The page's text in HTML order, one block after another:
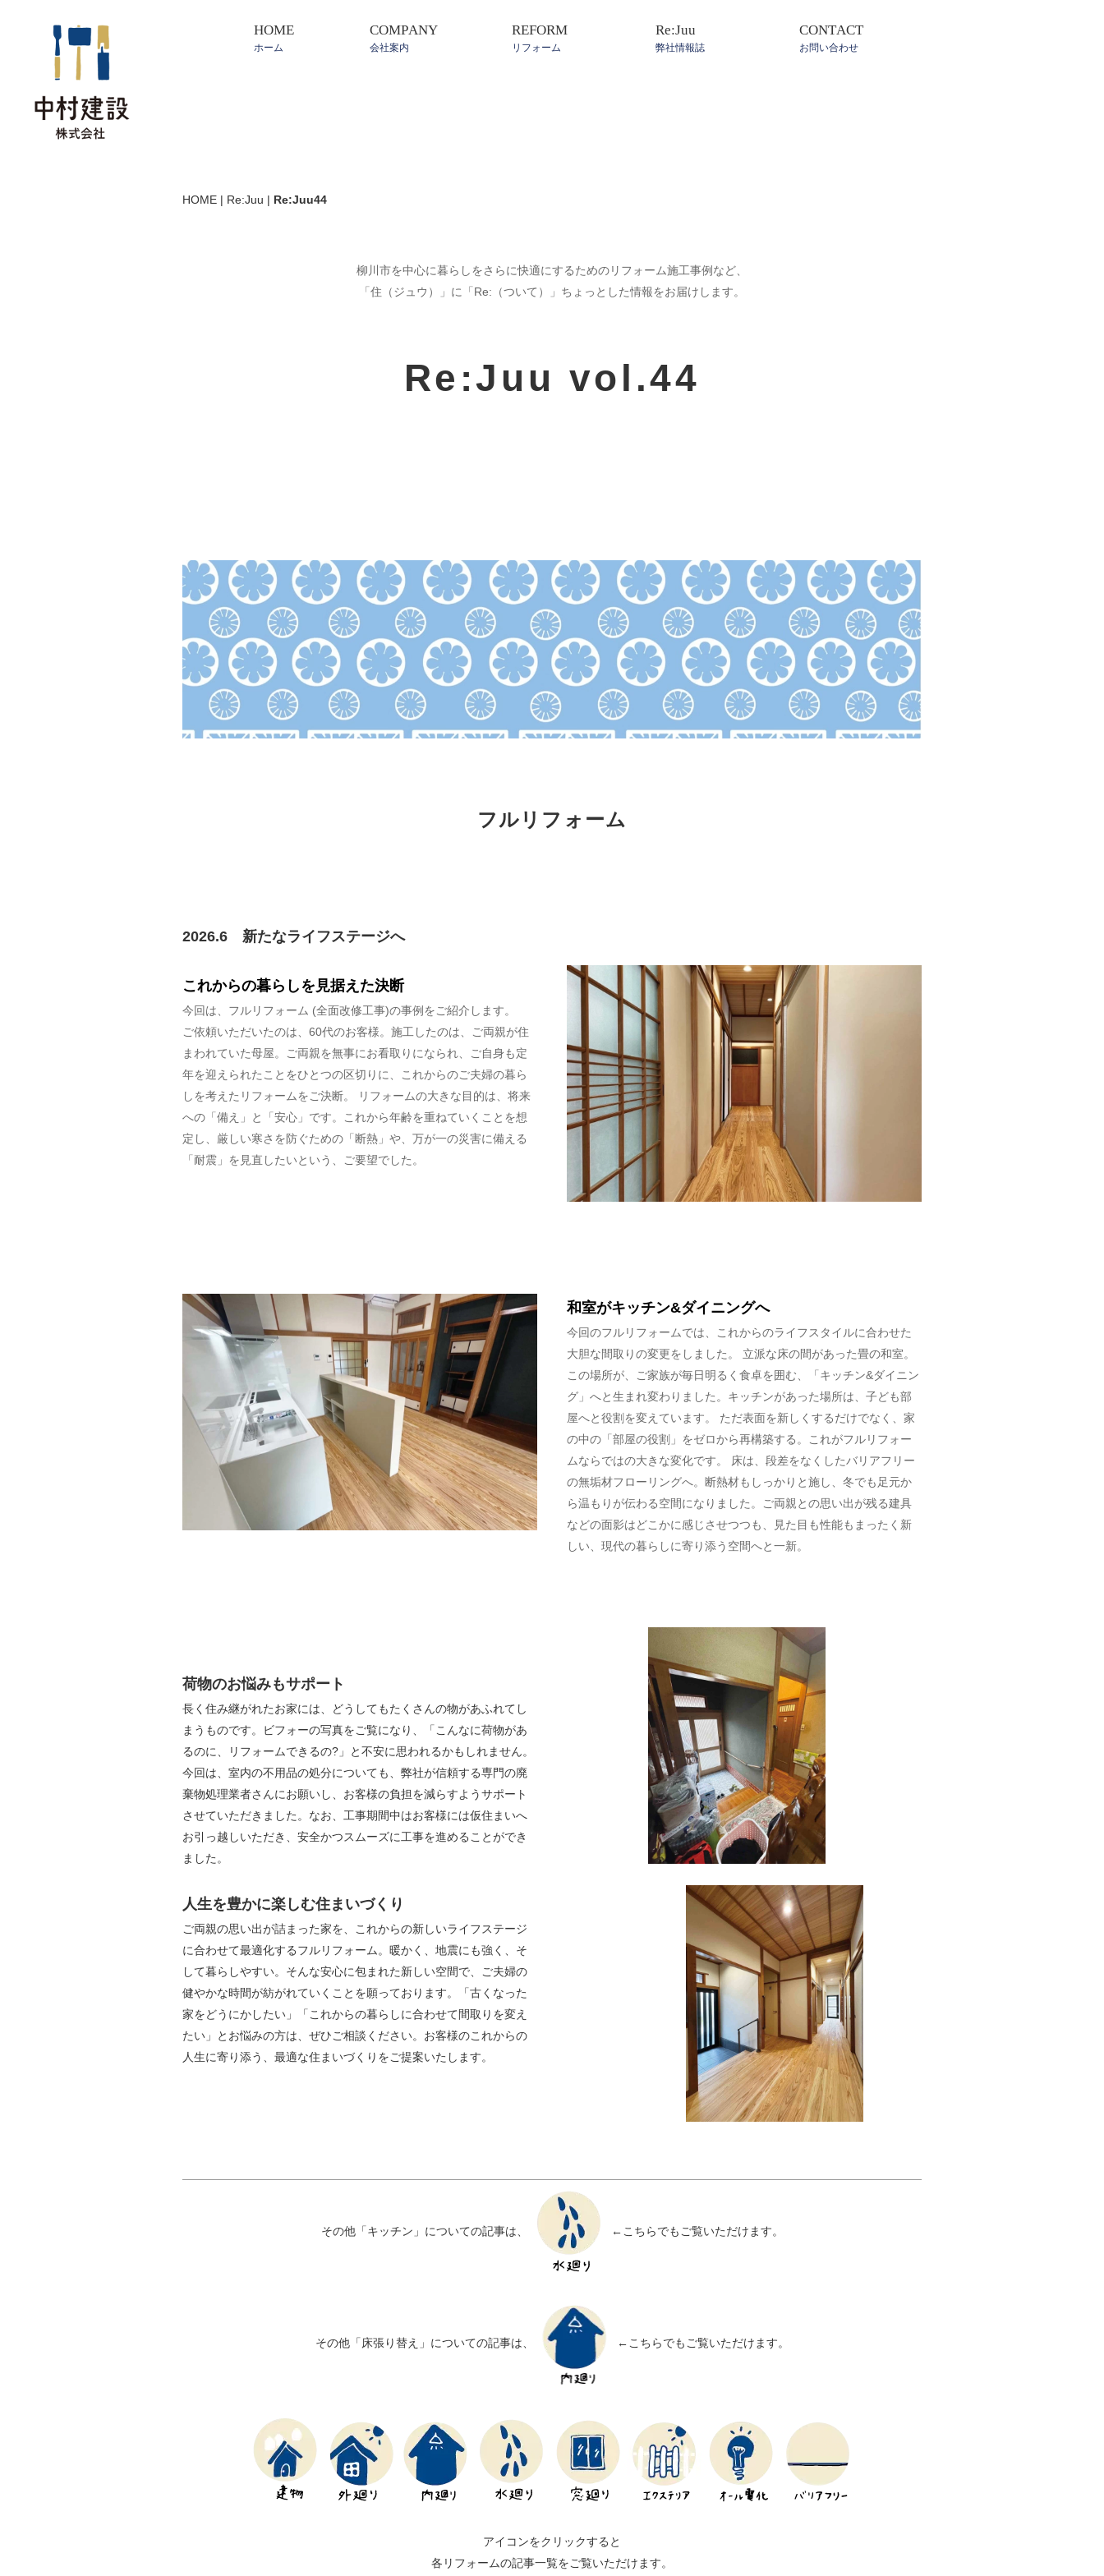
HOME
ホーム
COMPANY
会社案内
REFORM
リフォーム
Re:Juu
弊社情報誌
CONTACT
お問い合わせ
HOME | Re:Juu | Re:Juu44
柳川市を中心に暮らしをさらに快適にするためのリフォーム施工事例など、
「住（ジュウ）」に「Re:（ついて）」ちょっとした情報をお届けします。
Re:Juu vol.44
フルリフォーム
2026.6 新たなライフステージへ
これからの暮らしを見据えた決断
今回は、フルリフォーム (全面改修工事)の事例をご紹介します。
ご依頼いただいたのは、60代のお客様。施工したのは、ご両親が住
まわれていた母屋。ご両親を無事にお看取りになられ、ご自身も定
年を迎えられたことをひとつの区切りに、これからのご夫婦の暮ら
しを考えたリフォームをご決断。 リフォームの大きな目的は、将来
への「備え」と「安心」です。これから年齢を重ねていくことを想
定し、厳しい寒さを防ぐための「断熱」や、万が一の災害に備える
「耐震」を見直したいという、ご要望でした。
和室がキッチン&ダイニングへ
今回のフルリフォームでは、これからのライフスタイルに合わせた
大胆な間取りの変更をしました。 立派な床の間があった畳の和室。
この場所が、ご家族が毎日明るく食卓を囲む、「キッチン&ダイニン
グ」へと生まれ変わりました。キッチンがあった場所は、子ども部
屋へと役割を変えています。 ただ表面を新しくするだけでなく、家
の中の「部屋の役割」をゼロから再構築する。これがフルリフォー
ムならではの大きな変化です。 床は、段差をなくしたバリアフリー
の無垢材フローリングへ。断熱材もしっかりと施し、冬でも足元か
ら温もりが伝わる空間になりました。ご両親との思い出が残る建具
などの面影はどこかに感じさせつつも、見た目も性能もまったく新
しい、現代の暮らしに寄り添う空間へと一新。
荷物のお悩みもサポート
長く住み継がれたお家には、どうしてもたくさんの物があふれてし
まうものです。
ビフォーの写真をご覧になり、「こんなに荷物があ
るのに、リフォームできるの?」と不安に思われるかもしれません。
今回は、室内の不用品の処分についても、弊社が信頼する専門の廃
棄物処理業者さんにお願いし、お客様の負担を減らすようサポート
させていただきました。 なお、工事期間中はお客様には仮住まいへ
お引っ越しいただき、安全かつスムーズに工事を進めることができ
ました。
人生を豊かに楽しむ住まいづくり
ご両親の思い出が詰まった家を、これからの新しいライフステージ
に合わせて最適化するフルリフォーム。 暖かく、地震にも強く、そ
して暮らしやすい。 そんな安心に包まれた新しい空間で、ご夫婦の
健やかな時間が紡がれていくことを願っております。
「古くなった
家をどうにかしたい」「これからの暮らしに合わせて間取りを変え
たい」とお悩みの方は、ぜひご相談ください。 お客様のこれからの
人生に寄り添う、最適な住まいづくりをご提案いたします。
その他「キッチン」についての記事は、 ←こちらでもご覧いただけます。
その他「床張り替え」についての記事は、 ←こちらでもご覧いただけます。
アイコンをクリックすると
各リフォームの記事一覧をご覧いただけます。